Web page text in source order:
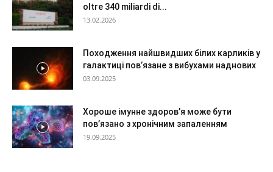
oltre 340 miliardi di...
13.02.2026
Походження найшвидших білих карликів у
галактиці пов’язане з вибухами наднових
03.09.2025
Хороше імунне здоров’я може бути
пов’язано з хронічним запаленням
19.09.2025